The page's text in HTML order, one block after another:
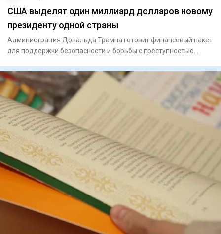
США выделят один миллиард долларов новому
президенту одной страны
Администрация Дональда Трампа готовит финансовый пакет
для поддержки безопасности и борьбы с преступностью.